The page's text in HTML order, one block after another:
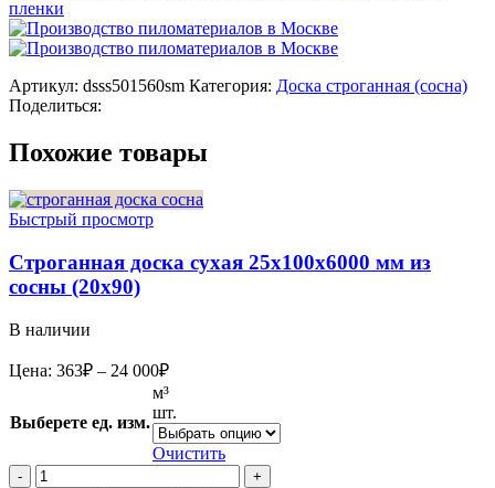
Артикул: dsss501560sm Категория: Доска строганная (сосна)
Поделиться:
Похожие товары
Быстрый просмотр
Строганная доска сухая 25x100x6000 мм из
сосны (20х90)
В наличии
Цена: 363₽ – 24 000₽Диапазон
цен:
363₽
–
24
Выберете ед. изм.
м³
шт.
Очистить
Количество